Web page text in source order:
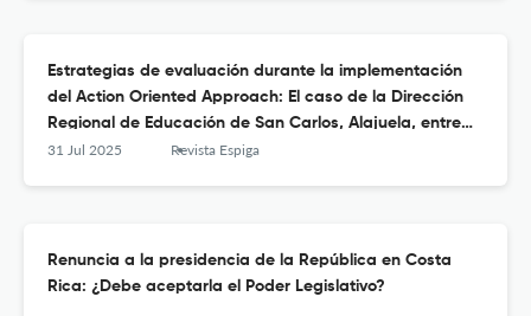
Estrategias de evaluación durante la implementación
del Action Oriented Approach: El caso de la Dirección
Regional de Educación de San Carlos, Alajuela, entre
2017 y 2023
31 Jul 2025 Revista Espiga
Renuncia a la presidencia de la República en Costa
Rica: ¿Debe aceptarla el Poder Legislativo?